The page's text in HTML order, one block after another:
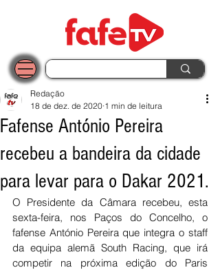
Fafense António Pereira
recebeu a bandeira da cidade
para levar para o Dakar 2021.
Redação
18 de dez. de 2020 1 min de leitura
O Presidente da Câmara recebeu, esta
sexta-feira, nos Paços do Concelho, o
fafense António Pereira que integra o staff
da equipa alemã South Racing, que irá
competir na próxima edição do Paris